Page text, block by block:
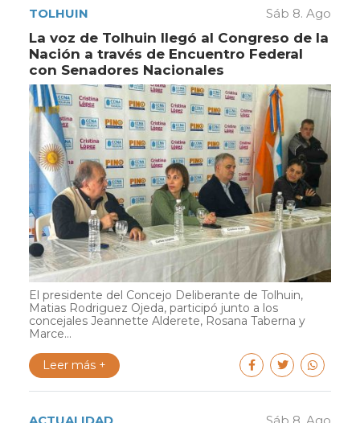
TOLHUIN Sáb 8. Ago
La voz de Tolhuin llegó al Congreso de la
Nación a través de Encuentro Federal
con Senadores Nacionales
El presidente del Concejo Deliberante de Tolhuin,
Matias Rodriguez Ojeda, participó junto a los
concejales Jeannette Alderete, Rosana Taberna y
Marce...
Leer más +